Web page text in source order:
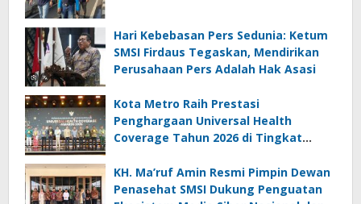
Hari Kebebasan Pers Sedunia: Ketum
SMSI Firdaus Tegaskan, Mendirikan
Perusahaan Pers Adalah Hak Asasi
Kota Metro Raih Prestasi
Penghargaan Universal Health
Coverage Tahun 2026 di Tingkat
KH. Ma’ruf Amin Resmi Pimpin Dewan
Penasehat SMSI Dukung Penguatan